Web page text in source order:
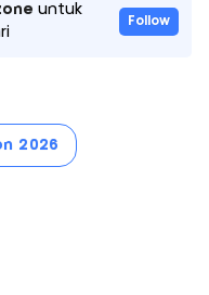
untuk
Follow
2026